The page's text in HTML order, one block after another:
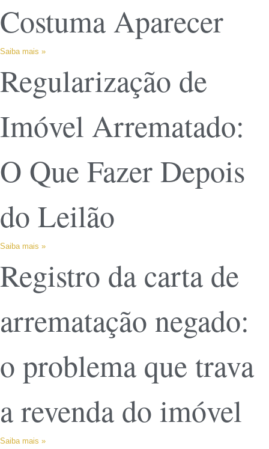
Costuma Aparecer
Saiba mais »
Regularização de
Imóvel Arrematado:
O Que Fazer Depois
do Leilão
Saiba mais »
Registro da carta de
arrematação negado:
o problema que trava
a revenda do imóvel
Saiba mais »